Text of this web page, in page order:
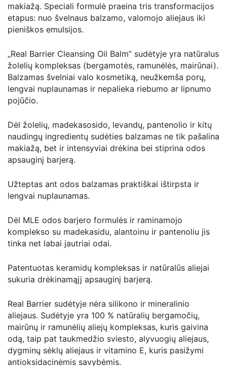
makiažą. Speciali formulė praeina tris transformacijos
etapus: nuo švelnaus balzamo, valomojo aliejaus iki
pieniškos emulsijos.
„Real Barrier Cleansing Oil Balm” sudėtyje yra natūralus
žolelių kompleksas (bergamotės, ramunėlės, mairūnai).
Balzamas švelniai valo kosmetiką, neužkemša porų,
lengvai nuplaunamas ir nepalieka riebumo ar lipnumo
pojūčio.
Dėl žolelių, madekasosido, levandų, pantenolio ir kitų
naudingų ingredientų sudėties balzamas ne tik pašalina
makiažą, bet ir intensyviai drėkina bei stiprina odos
apsauginį barjerą.
Užteptas ant odos balzamas praktiškai ištirpsta ir
lengvai nuplaunamas.
Dėl MLE odos barjero formulės ir raminamojo
komplekso su madekasidu, alantoinu ir pantenoliu jis
tinka net labai jautriai odai.
Patentuotas keramidų kompleksas ir natūralūs aliejai
sukuria drėkinamąjį apsauginį barjerą.
Real Barrier sudėtyje nėra silikono ir mineralinio
aliejaus. Sudėtyje yra 100 % natūralių bergamočių,
mairūnų ir ramunėlių aliejų kompleksas, kuris gaivina
odą, taip pat taukmedžio sviesto, alyvuogių aliejaus,
dygminų sėklų aliejaus ir vitamino E, kuris pasižymi
antioksidacinėmis savybėmis.